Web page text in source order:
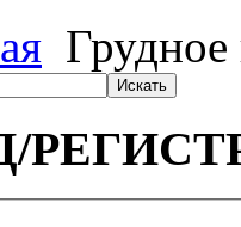
Грудное